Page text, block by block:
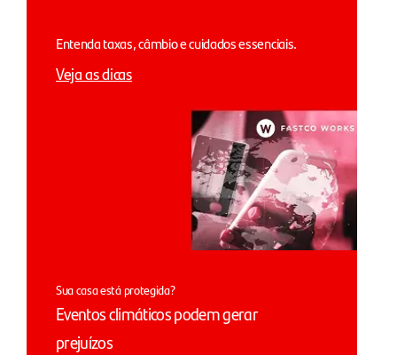
Entenda taxas, câmbio e cuidados essenciais.
Veja as dicas
Sua casa está protegida?
Eventos climáticos podem gerar
prejuízos